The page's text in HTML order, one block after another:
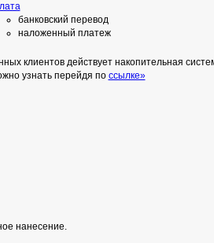
банковский перевод
наложенный платеж
клиентов действует накопительная
узнать перейдя по ссылке»
нанесение.